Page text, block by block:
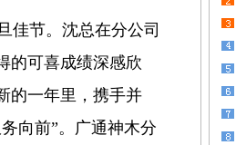
佳节。沈总在分公司
的可喜成绩深感欣
的一年里，携手并
向前”。广通神木分